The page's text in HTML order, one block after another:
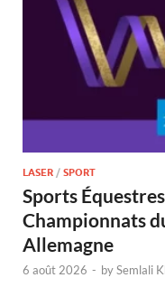
LASER / SPORT
Sports
Championnats
Allemagne
6 août 2026 - bySemlali